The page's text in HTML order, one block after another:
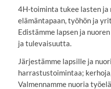
4H-toiminta tukee lasten ja
elämäntapaan, työhön ja
Edistämme lapsen ja
ja tulevaisuutta.
Järjestämme lapsille ja
harrastustoimintaa;
Valmennamme nuoria